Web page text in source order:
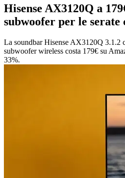
Hisense AX3120Q a
subwoofer per le serate
La soundbar Hisense AX3120Q
subwoofer wireless costa 179€ su
33%.